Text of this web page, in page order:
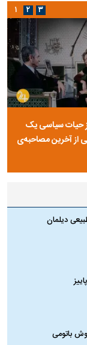
حیات سیاسی یک
از آخرین مصاحبه‌ی
۱ ۲ ۳
دیلمان
باتومی